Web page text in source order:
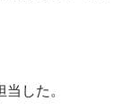
した。